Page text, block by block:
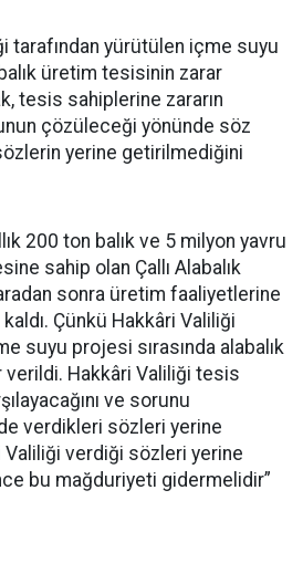
tarafından yürütülen içme suyu
üretim tesisinin zarar
tesis sahiplerine zararın
çözüleceği yönünde söz
yerine getirilmediğini
200 ton balık ve 5 milyon yavru
sahip olan Çallı Alabalık
sonra üretim faaliyetlerine
Çünkü Hakkâri Valiliği
suyu projesi sırasında alabalık
Hakkâri Valiliği tesis
ve sorunu
verdikleri sözleri yerine
verdiği sözleri yerine
bu mağduriyeti gidermelidir”